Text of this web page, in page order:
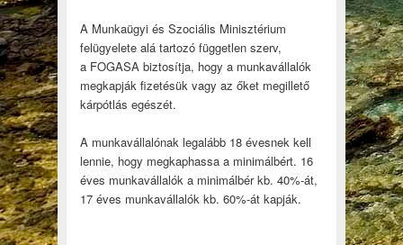
A Munkaügyi és Szociális Minisztérium
felügyelete alá tartozó független szerv,
a FOGASA biztosítja, hogy a munkavállalók
megkapják fizetésük vagy az őket megillető
kárpótlás egészét.
A munkavállalónak legalább 18 évesnek kell
lennie, hogy megkaphassa a minimálbért. 16
éves munkavállalók a minimálbér kb. 40%-át,
17 éves munkavállalók kb. 60%-át kapják.